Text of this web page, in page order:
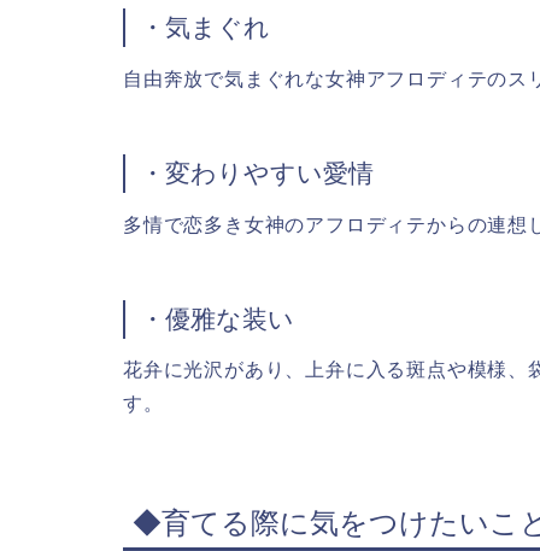
・気まぐれ
自由奔放で気まぐれな女神アフロディテの
・変わりやすい愛情
多情で恋多き女神のアフロディテからの連想
・優雅な装い
花弁に光沢があり、上弁に入る斑点や模様
す。
◆育てる際に気をつけたいこ